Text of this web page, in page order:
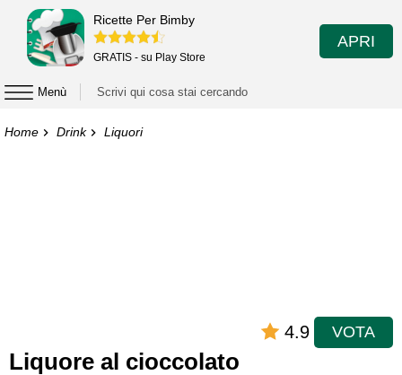
Ricette Per Bimby
GRATIS - su Play Store
APRI
Menù
Home Drink Liquori
4.9 VOTA
Liquore al cioccolato